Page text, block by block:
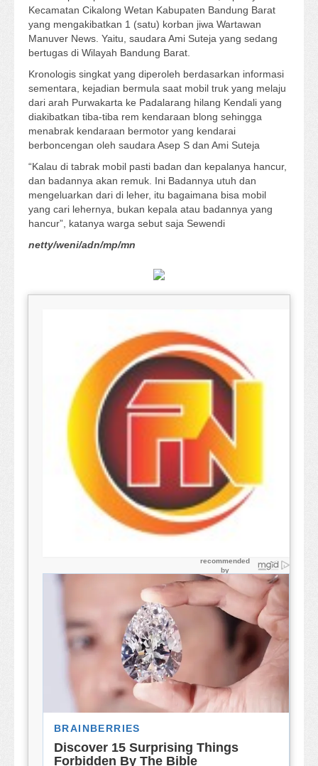
Kecamatan Cikalong Wetan Kabupaten Bandung Barat
yang mengakibatkan 1 (satu) korban jiwa Wartawan
Manuver News. Yaitu, saudara Ami Suteja yang sedang
bertugas di Wilayah Bandung Barat.
Kronologis singkat yang diperoleh berdasarkan informasi
sementara, kejadian bermula saat mobil truk yang melaju
dari arah Purwakarta ke Padalarang hilang Kendali yang
diakibatkan tiba-tiba rem kendaraan blong sehingga
menabrak kendaraan bermotor yang kendarai
berboncengan oleh saudara Asep S dan Ami Suteja
“Kalau di tabrak mobil pasti badan dan kepalanya hancur,
dan badannya akan remuk. Ini Badannya utuh dan
mengeluarkan dari di leher, itu bagaimana bisa mobil
yang cari lehernya, bukan kepala atau badannya yang
hancur”, katanya warga sebut saja Sewendi
netty/weni/adn/mp/mn